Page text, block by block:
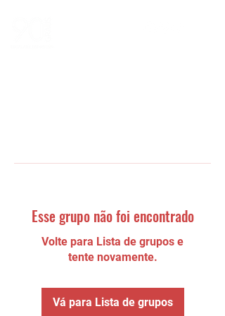
Esse grupo não foi encontrado
Volte para Lista de grupos e
tente novamente.
Vá para Lista de grupos